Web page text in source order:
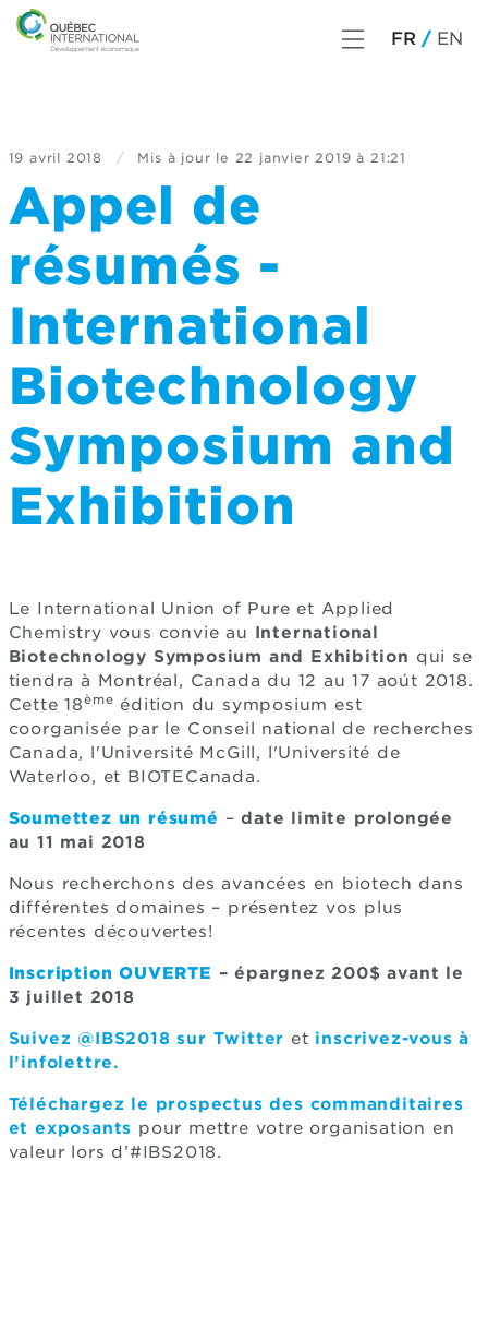
FR EN
19 avril 2018 / Mis à jour le 22 janvier 2019 à 21:21
Appel de
résumés -
International
Biotechnology
Symposium and
Exhibition
Le International Union of Pure et Applied
Chemistry vous convie au International
Biotechnology Symposium and Exhibition qui se
tiendra à Montréal, Canada du 12 au 17 aoút 2018.
Cette 18ème édition du symposium est
coorganisée par le Conseil national de recherches
Canada, l'Université McGill, l'Université de
Waterloo, et BIOTECanada.
Soumettez un résumé –date limite prolongée
au 11 mai 2018
Nous recherchons des avancées en biotech dans
différentes domaines – présentez vos plus
récentes découvertes!
Inscription OUVERTE – épargnez 200$ avant le
3 juillet 2018
Suivez @IBS2018 sur Twitter et inscrivez-vous à
l’infolettre.
Téléchargez le prospectus des commanditaires
et exposants pour mettre votre organisation en
valeur lors d’#IBS2018.